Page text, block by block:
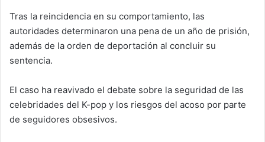
Tras la reincidencia en su comportamiento, las
autoridades determinaron una pena de un año de prisión,
además de la orden de deportación al concluir su
sentencia.
El caso ha reavivado el debate sobre la seguridad de las
celebridades del K-pop y los riesgos del acoso por parte
de seguidores obsesivos.